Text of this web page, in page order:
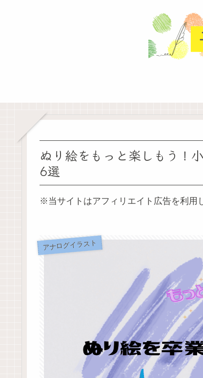
ぬり絵をもっと楽しもう！
6選
※当サイトはアフィリエイト広告を利用
アナログイラスト